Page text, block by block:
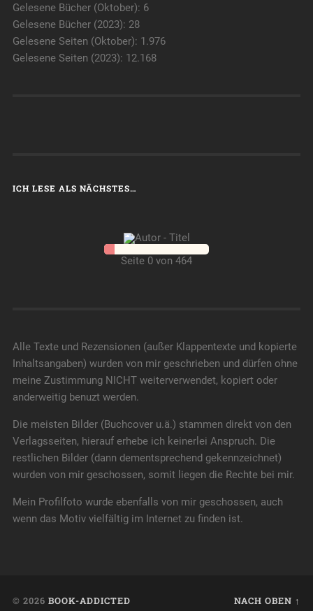
Gelesene Bücher (Oktober): 6
Gelesene Bücher (2023): 28
Gelesene Seiten (Oktober): 1.976
Gelesene Seiten (2023): 12.168
ICH LESE ALS NÄCHSTES…
Seite 0 von 464
Alle Texte und Rezensionen (außer Klappentexte und kopierte
Inhaltsangaben) wurden von mir geschrieben und dürfen ohne
meine Zustimmung NICHT weiterverwendet, kopiert oder
anderweitig benuzt werden.
Die meisten Bilder (Buchcover u.ä.) stammen direkt von den
Verlagsseiten, hierauf erhebe ich keinerlei Anspruch. Die
restlichen Bilder (dann dementsprechend gekennzeichnet)
wurden von mir geschossen, somit liegen die Rechte bei mir.
Mein Profilfoto wurde ebenfalls von mir geschossen, auch
wenn das Motiv vielfältig im Internet zu finden ist.
© 2026 BOOK-ADDICTED NACH OBEN ↑